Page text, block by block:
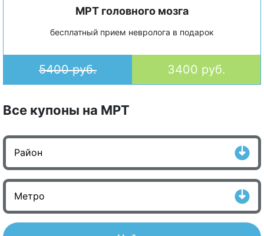
МРТ головного мозга
бесплатный прием невролога в подарок
5400 руб. 3400 руб.
Все купоны на МРТ